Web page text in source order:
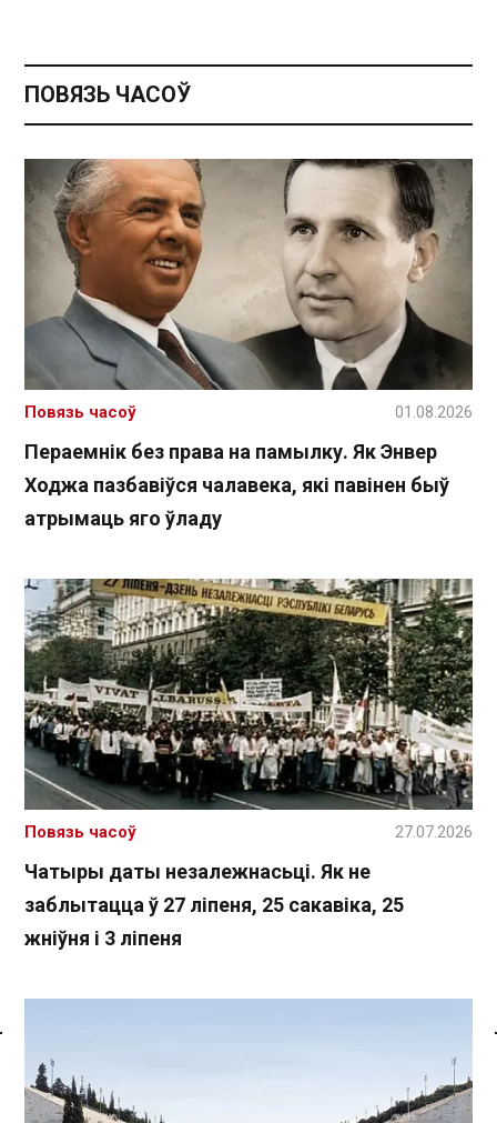
Спасылка без VPN
ПОВЯЗЬ ЧАСОЎ
Пераемнік без права на памылку. Як Энвер
Ходжа пазбавіўся чалавека, які павінен быў
атрымаць яго ўладу
Повязь часоў 01.08.2026
Чатыры даты незалежнасьці. Як не
заблытацца ў 27 ліпеня, 25 сакавіка, 25
жніўня і 3 ліпеня
Повязь часоў 27.07.2026